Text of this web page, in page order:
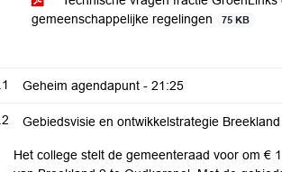
gemeenschappelijke regelingen
75 KB
Geheim agendapunt - 21:25
Gebiedsvisie en ontwikkelstrategie
Het college stelt de gemeenteraad voor om €